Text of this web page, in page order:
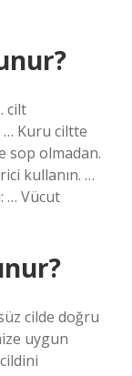
cilt
… Kuru ciltte
sop olmadan.
kullanın. …
… Vücut
cilde doğru
uygun